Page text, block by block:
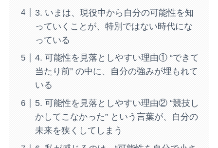
3. いまは、現役中から自分の可能性を知
っていくことが、特別ではない時代にな
っている
4. 可能性を見落としやすい理由① “できて
当たり前” の中に、自分の強みが埋もれて
いる
5. 可能性を見落としやすい理由② “競技し
かしてこなかった” という言葉が、自分の
未来を狭くしてしまう